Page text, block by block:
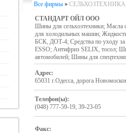
Все фирмы »
СТАНДАРТ ОЙЛ ООО
Шины для сельхозтехники;
для холодильных машин;
БСК, ДОТ-4; Средства по уходу за
ESSO; Антифриз SELIX, тосол;
автомобилей; Шины для
Адрес:
65031 г.Одесса, дорога
Телефон(ы):
(048) 777-59-19, 39-23-05
Факс: